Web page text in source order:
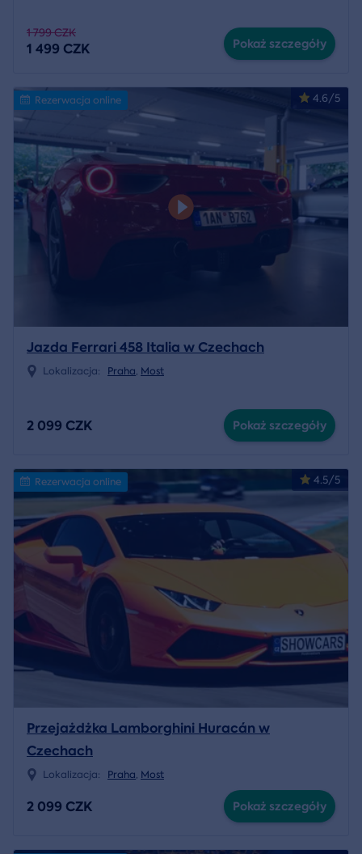
1 799 CZK
1 499 CZK Pokaż szczegóły
4.6/5
Rezerwacja online
Jazda Ferrari 458 Italia w Czechach
Lokalizacja: Praha, Most
2 099 CZK Pokaż szczegóły
4.5/5
Rezerwacja online
Przejażdżka Lamborghini Huracán w
Czechach
Lokalizacja: Praha, Most
2 099 CZK Pokaż szczegóły